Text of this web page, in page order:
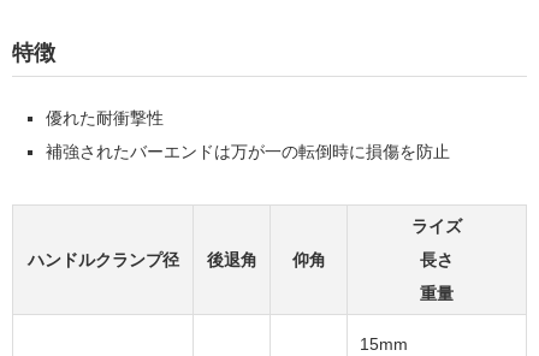
特徴
優れた耐衝撃性
補強されたバーエンドは万が一の転倒時に損傷を防止
ハンドルクランプ径 後退角 仰角
ライズ
長さ
重量
15mm